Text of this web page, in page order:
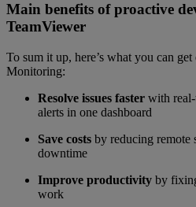
Main benefits of proactive
TeamViewer
To sum it up, here’s what you can
Monitoring:
Resolve issues faster with
alerts in one dashboard
Save costs by reducing remote
downtime
Improve productivity by
work